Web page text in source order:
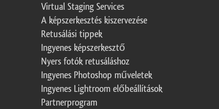
Virtual Staging Services
A képszerkesztés kiszervezése
Retusálási tippek
Ingyenes képszerkesztő
Nyers fotók retusáláshoz
Ingyenes Photoshop műveletek
Ingyenes Lightroom előbeállítások
Partnerprogram